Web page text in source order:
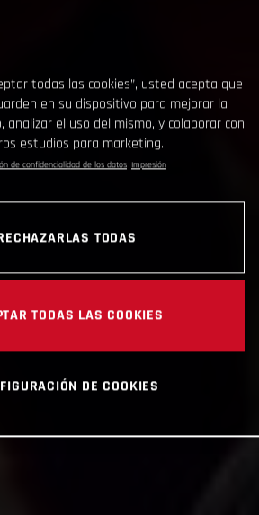
todas las cookies”, usted acepta que
en su dispositivo para mejorar la
analizar el uso del mismo, y colaborar con
estudios para marketing.
de confidencialidad de los datos Impresión
TODAS
TODAS LAS COOKIES
DE COOKIES